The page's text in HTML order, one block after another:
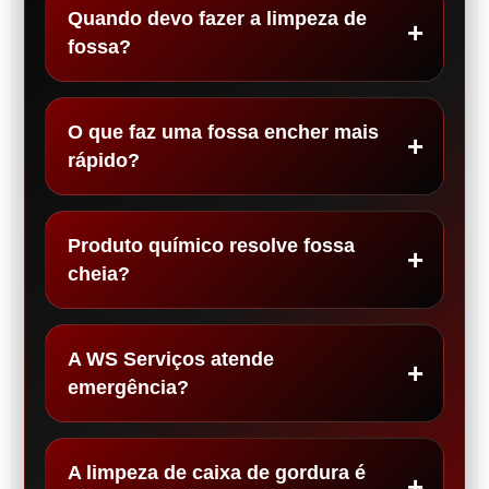
Quando devo fazer a limpeza de
fossa?
O que faz uma fossa encher mais
rápido?
Produto químico resolve fossa
cheia?
A WS Serviços atende
emergência?
A limpeza de caixa de gordura é